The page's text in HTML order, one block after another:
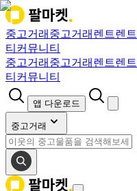
중고거래 중고거래 렌트렌트
티 커뮤니티
중고거래 중고거래 렌트렌트
티 커뮤니티
앱 다운로드
중고거래